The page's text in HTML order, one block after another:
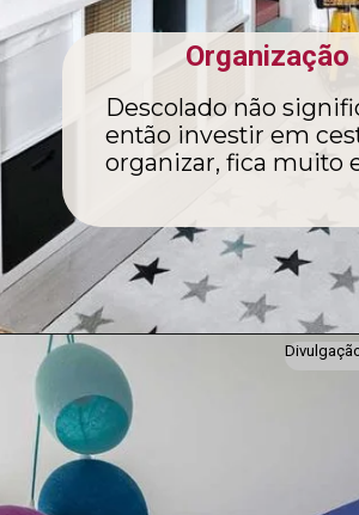
Organização
Descolado não
então investir em
organizar, fica muito